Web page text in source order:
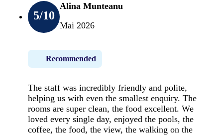
5/10
Alina Munteanu
Mai 2026
Recommended
The staff was incredibly friendly and polite,
helping us with even the smallest enquiry. The
rooms are super clean, the food excellent. We
loved every single day, enjoyed the pools, the
coffee, the food, the view, the walking on the